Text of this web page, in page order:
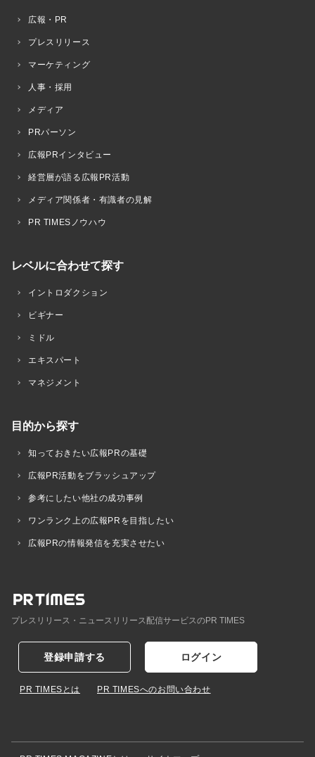
広報・PR
プレスリリース
マーケティング
人事・採用
メディア
PRパーソン
広報PRインタビュー
経営層が語る広報PR活動
メディア関係者・有識者の見解
PR TIMESノウハウ
レベルに合わせて探す
イントロダクション
ビギナー
ミドル
エキスパート
マネジメント
目的から探す
知っておきたい広報PRの基礎
広報PR活動をブラッシュアップ
参考にしたい他社の成功事例
ワンランク上の広報PRを目指したい
広報PRの情報発信を充実させたい
プレスリリース・ニュースリリース配信サービスのPR TIMES
登録申請する ログイン
PR TIMESとは PR TIMESへのお問い合わせ